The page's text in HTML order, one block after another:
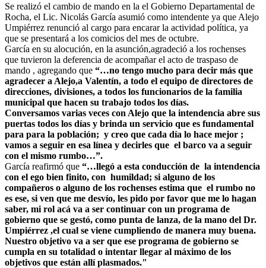
Se realizó el cambio de mando en la el Gobierno Departamental de
Rocha, el Lic. Nicolás García asumió como intendente ya que Alejo
Umpiérrez renunció al cargo para encarar la actividad política, ya
que se presentará a los comicios del mes de octubre.
García en su alocución, en la asunción,agradeció a los rochenses
que tuvieron la deferencia de acompañar el acto de traspaso de
mando , agregando que “…no tengo mucho para decir más que
agradecer a Alejo,a Valentín, a todo el equipo de directores de
direcciones, divisiones, a todos los funcionarios de la familia
municipal que hacen su trabajo todos los días.
Conversamos varias veces con Alejo que la intendencia abre sus
puertas todos los días y brinda un servicio que es fundamental
para para la población; y creo que cada día lo hace mejor ;
vamos a seguir en esa línea y decirles que el barco va a seguir
con el mismo rumbo…”.
García reafirmó que “…llegó a esta conducción de la intendencia
con el ego bien finito, con humildad; si alguno de los
compañeros o alguno de los rochenses estima que el rumbo no
es ese, si ven que me desvío, les pido por favor que me lo hagan
saber, mi rol acá va a ser continuar con un programa de
gobierno que se gestó, como punta de lanza, de la mano del Dr.
Umpiérrez ,el cual se viene cumpliendo de manera muy buena.
Nuestro objetivo va a ser que ese programa de gobierno se
cumpla en su totalidad o intentar llegar al máximo de los
objetivos que están allí plasmados."